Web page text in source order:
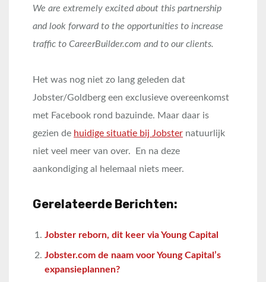
We are extremely excited about this partnership
and look forward to the opportunities to increase
traffic to CareerBuilder.com and to our clients.
Het was nog niet zo lang geleden dat
Jobster/Goldberg een exclusieve overeenkomst
met Facebook rond bazuinde. Maar daar is
gezien de huidige situatie bij Jobster natuurlijk
niet veel meer van over. En na deze
aankondiging al helemaal niets meer.
Gerelateerde Berichten:
Jobster reborn, dit keer via Young Capital
Jobster.com de naam voor Young Capital’s
expansieplannen?